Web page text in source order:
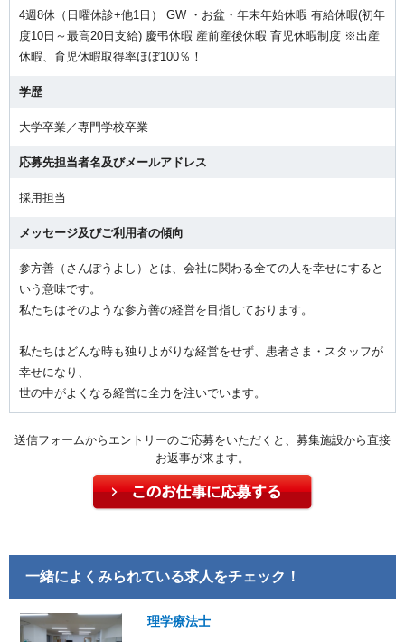
4週8休（日曜休診+他1日） GW ・お盆・年末年始休暇 有給休暇(初年
度10日～最高20日支給) 慶弔休暇 産前産後休暇 育児休暇制度 ※出産
休暇、育児休暇取得率ほぼ100％！
学歴
大学卒業／専門学校卒業
応募先担当者名及びメールアドレス
採用担当
メッセージ及びご利用者の傾向
参方善（さんぽうよし）とは、会社に関わる全ての人を幸せにすると
いう意味です。
私たちはそのような参方善の経営を目指しております。
私たちはどんな時も独りよがりな経営をせず、患者さま・スタッフが
幸せになり、
世の中がよくなる経営に全力を注いでいます。
送信フォームからエントリーのご応募をいただくと、募集施設から直接
お返事が来ます。
一緒によくみられている求人をチェック！
理学療法士